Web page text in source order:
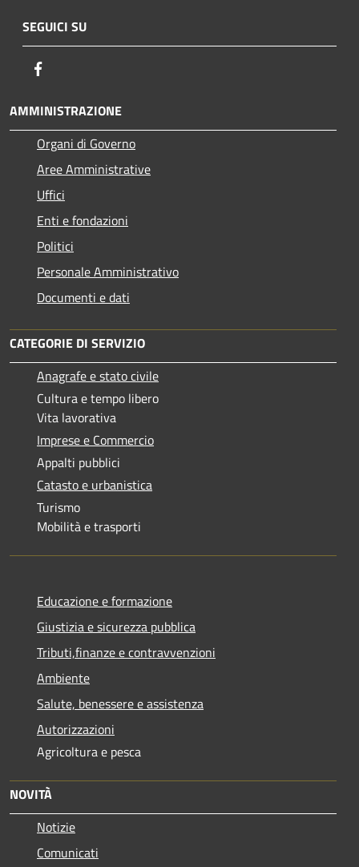
SEGUICI SU
AMMINISTRAZIONE
Organi di Governo
Aree Amministrative
Uffici
Enti e fondazioni
Politici
Personale Amministrativo
Documenti e dati
CATEGORIE DI SERVIZIO
Anagrafe e stato civile
Cultura e tempo libero
Vita lavorativa
Imprese e Commercio
Appalti pubblici
Catasto e urbanistica
Turismo
Mobilità e trasporti
Educazione e formazione
Giustizia e sicurezza pubblica
Tributi,finanze e contravvenzioni
Ambiente
Salute, benessere e assistenza
Autorizzazioni
Agricoltura e pesca
NOVITÀ
Notizie
Comunicati